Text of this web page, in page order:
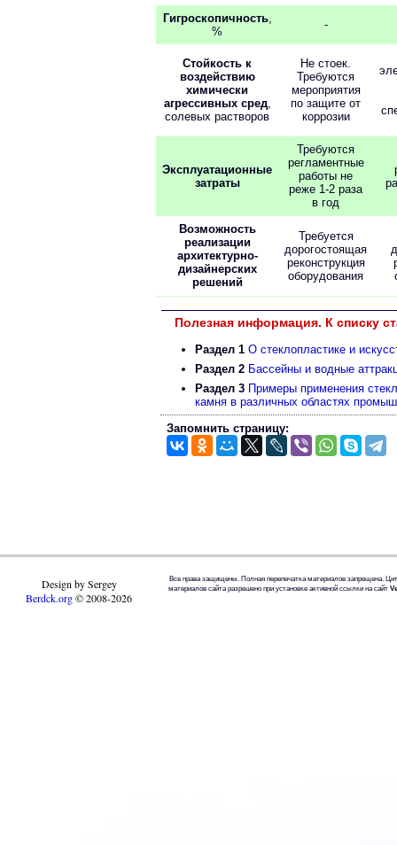
Гигроскопичность,
%
-
Стойкость к
воздействию
химически
агрессивных сред,
солевых растворов
Не стоек.
Требуются
мероприятия
по защите от
коррозии
Эксплуатационные
затраты
Требуются
регламентные
работы не
реже 1-2 раза
в год
Возможность
реализации
архитектурно-
дизайнерских
решений
Требуется
дорогостоящая
реконструкция
оборудования
Полезная информация. К списку
Раздел 1 О стеклопластике и
Раздел 2 Бассейны и водные
Раздел 3 Примеры применения
камня в различных областях
Запомнить страницу:
Design by Sergey
Berdck.org©2008-2026
Все права защищены. Полная перепечатка материалов запрещена.
материалов сайта разрешено при установке активной ссылки на сайт